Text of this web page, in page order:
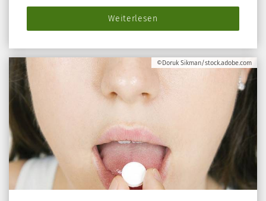
Weiterlesen
©Doruk Sikman/stock.adobe.com